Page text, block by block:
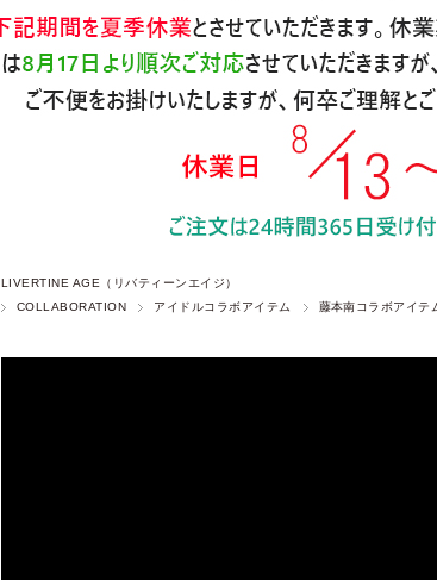
LIVERTINE AGE（リバティーンエイジ）
COLLABORATION
アイドルコラボアイテム 藤本南コラボアイテ